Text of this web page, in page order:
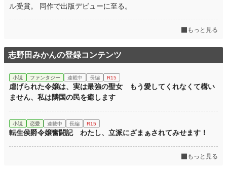
ル受賞。 同作で出版デビューに至る。
もっと見る
志野田みかんの登録コンテンツ
小説 ファンタジー 連載中 長編 R15
虐げられた令嬢は、実は最強の聖女 もう愛してくれなくて構い
ません、私は隣国の民を癒します
小説 恋愛 連載中 長編 R15
転生侯爵令嬢奮闘記 わたし、立派にざまぁされてみせます！
もっと見る